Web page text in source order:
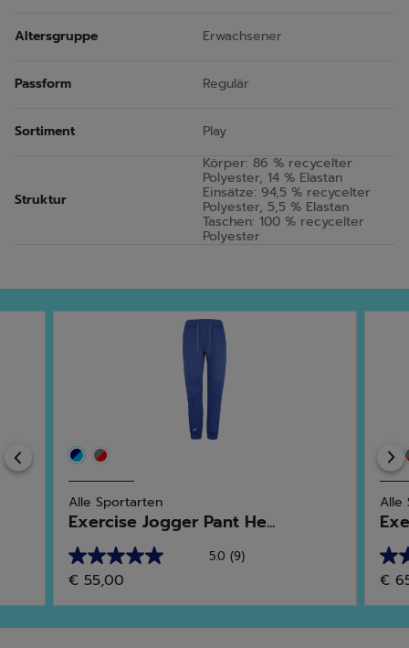
Altersgruppe Erwachsener
Passform Regulär
Sortiment Play
Struktur
Körper: 86 % recycelter
Polyester, 14 % Elastan
Einsätze: 94,5 % recycelter
Polyester, 5,5 % Elastan
Taschen: 100 % recycelter
Polyester
Previous
Alle Sportarten
Exercise Jogger Pant He...
5.0 (9)
5.0
von
5
Sternen.
€ 55,00
Alle
4.5
von
5
€